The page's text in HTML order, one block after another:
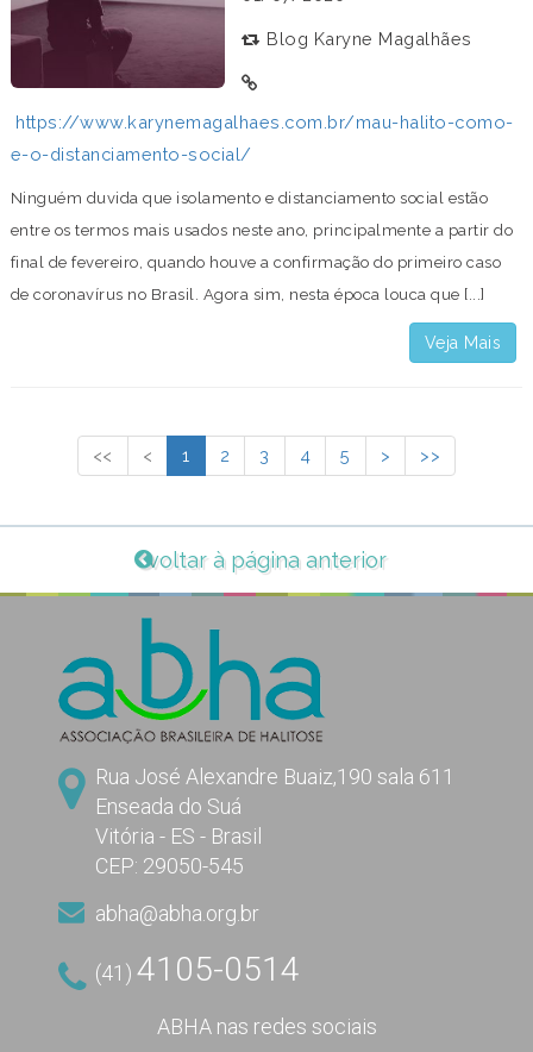
Blog Karyne Magalhães
https://www.karynemagalhaes.com.br/mau-halito-como-
e-o-distanciamento-social/
Ninguém duvida que isolamento e distanciamento social estão
entre os termos mais usados neste ano, principalmente a partir do
final de fevereiro, quando houve a confirmação do primeiro caso
de coronavírus no Brasil. Agora sim, nesta época louca que [...]
Veja Mais
<< < 1 2 3 4 5 > >>
voltar à página anterior
Rua José Alexandre Buaiz,190 sala 611
Enseada do Suá
Vitória - ES - Brasil
CEP: 29050-545
abha@abha.org.br
(41) 4105-0514
ABHA nas redes sociais